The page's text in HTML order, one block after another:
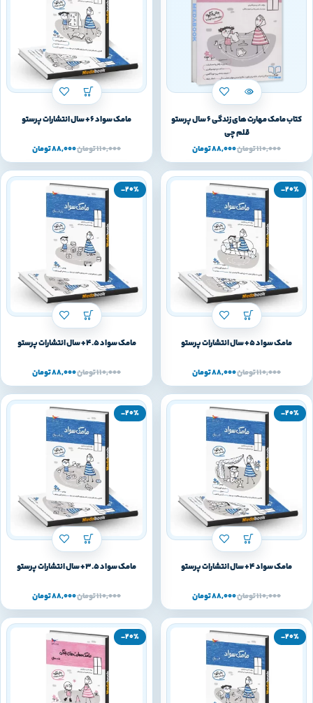
کتاب مامک مهارت های زندگی 6 سال پرستو
قلم چی
110,000تومان88,000تومان
مامک سواد 6+ سال انتشارات پرستو
110,000تومان88,000تومان
-20%
مامک سواد 5+ سال انتشارات پرستو
110,000تومان88,000تومان
-20%
مامک سواد 4.5+ سال انتشارات پرستو
110,000تومان88,000تومان
-20%
مامک سواد 4+ سال انتشارات پرستو
110,000تومان88,000تومان
-20%
مامک سواد 3.5+ سال انتشارات پرستو
110,000تومان88,000تومان
-20%
-20%